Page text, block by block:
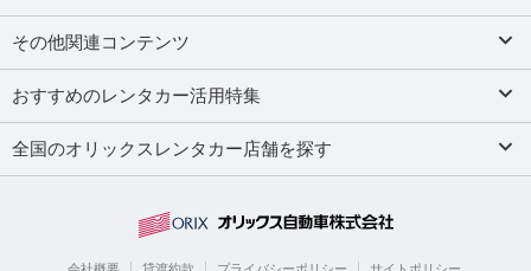
その他関連コンテンツ
おすすめのレンタカー活用特集
全国のオリックスレンタカー店舗を探す
会社概要 貸渡約款 プライバシーポリシー サイトポリシー